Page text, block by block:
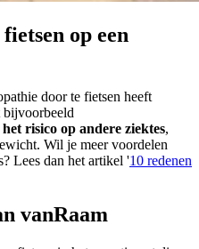
op een
door te fietsen heeft
bijvoorbeeld
risico op andere ziektes,
Wil je meer voordelen
Lees dan het artikel '10 redenen
vanRaam